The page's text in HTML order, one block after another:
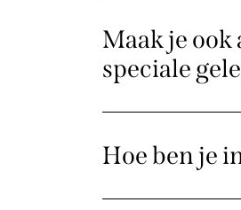
Maak je
speciale
Hoe ben je